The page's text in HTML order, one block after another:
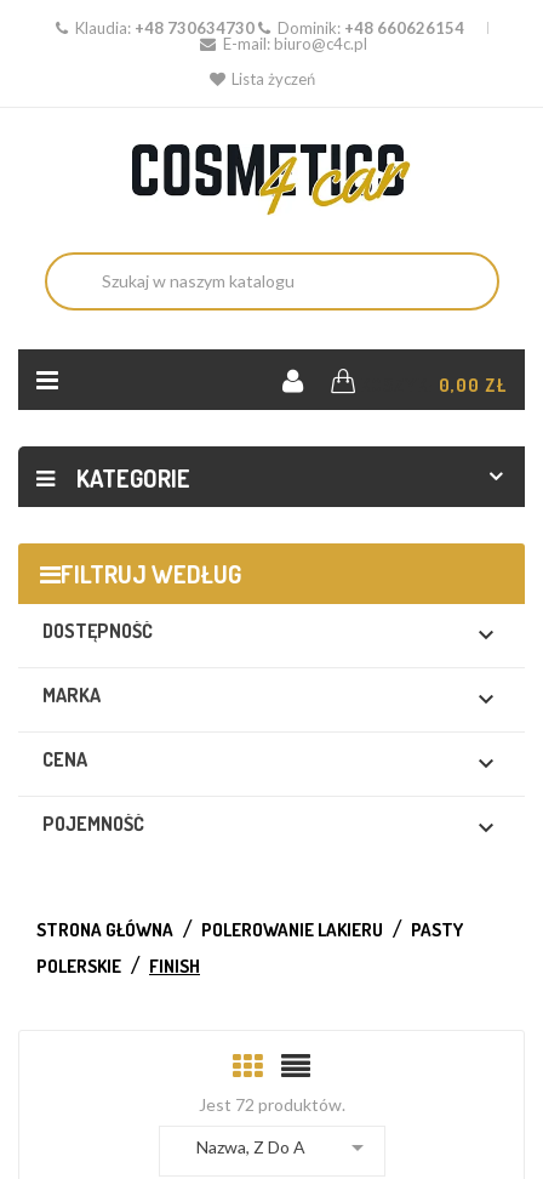
Klaudia: +48 730634730 Dominik: +48 660626154
E-mail: biuro@c4c.pl
Lista życzeń
0,00 ZŁ
KATEGORIE
FILTRUJ WEDŁUG
DOSTĘPNOŚĆ 
MARKA 
CENA 
POJEMNOŚĆ 
STRONA GŁÓWNA POLEROWANIE LAKIERU
PASTY
POLERSKIE
FINISH
Jest 72 produktów.
Nazwa, Z Do A 